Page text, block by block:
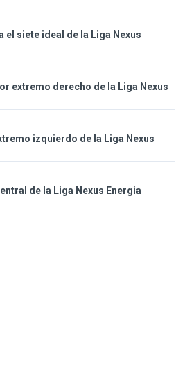
siete ideal de la Liga Nexus
extremo derecho de la Liga Nexus
izquierdo de la Liga Nexus
de la Liga Nexus Energia